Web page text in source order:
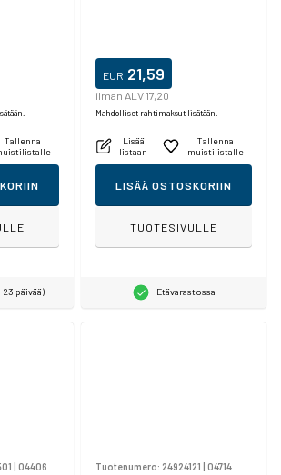
Tallenna
23 päivää)
EUR 21,59
ilman ALV 17,20
Mahdolliset rahtimaksut lisätään.
Lisää
listaan
Tallenna
muistilistalle
LISÄÄ OSTOSKORIIN
TUOTESIVULLE
Etävarastossa
04406 Tuotenumero: 24924121 04714